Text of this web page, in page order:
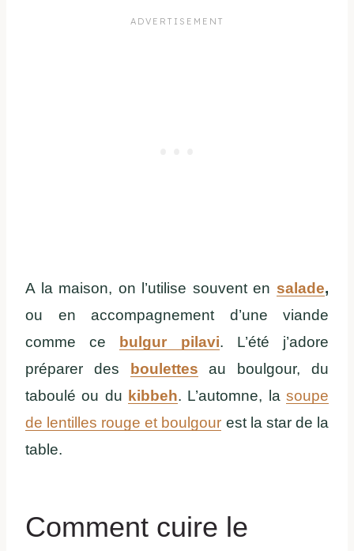
A la maison, on l’utilise souvent en salade,
ou en accompagnement d’une viande
comme ce
bulgur pilavi. L’été j’adore
préparer des
boulettes
au boulgour, du
taboulé ou du kibbeh. L’automne, la soupe
de lentilles rouge et boulgour est la star de la
table.
Comment cuire le